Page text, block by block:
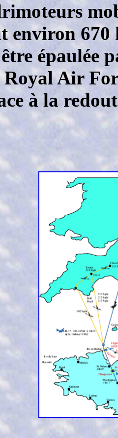
environ 670
épaulée
Air
à la